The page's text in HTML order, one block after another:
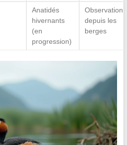
Anatidés
hivernants
(en
progression)
Observation
depuis les
berges